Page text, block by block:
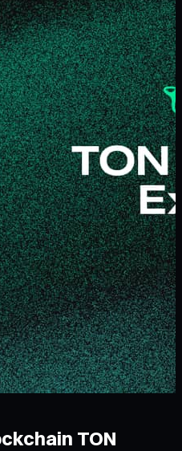
TON